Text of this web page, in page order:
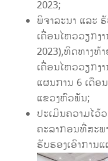
2023;
ພິຈາລະນາ ແລະ
ເຄື່ອນໄຫວວຽກງ
2023),ທິດທາງທ້
ເຄື່ອນໄຫວວຽກງ
ແຜນການ 6 ເດືອ
ແຂວງຫົວພັນ;
ປະເມີນຄວາມໄວ້
ຄະລາກອນທີ່ສະພ
ຮັບຮອງເອົາການແ